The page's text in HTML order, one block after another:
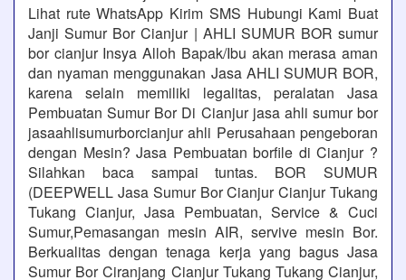
Lihat rute WhatsApp Kirim SMS Hubungi Kami Buat
Janji Sumur Bor Cianjur | AHLI SUMUR BOR sumur
bor cianjur Insya Alloh Bapak/Ibu akan merasa aman
dan nyaman menggunakan Jasa AHLI SUMUR BOR,
karena selain memiliki legalitas, peralatan Jasa
Pembuatan Sumur Bor Di Cianjur jasa ahli sumur bor
jasaahlisumurborcianjur ahli Perusahaan pengeboran
dengan Mesin? Jasa Pembuatan borfile di Cianjur ?
Silahkan baca sampai tuntas. BOR SUMUR
(DEEPWELL Jasa Sumur Bor Cianjur Cianjur Tukang
Tukang Cianjur, Jasa Pembuatan, Service & Cuci
Sumur,Pemasangan mesin AIR, servive mesin Bor.
Berkualitas dengan tenaga kerja yang bagus Jasa
Sumur Bor Ciranjang Cianjur Tukang Tukang Cianjur,